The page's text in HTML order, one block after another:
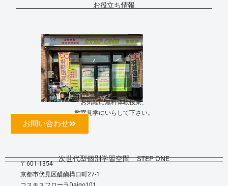
お役立ち情報
お気軽に無料体験授業、
教室見学にいらして下さい。
お問い合わせ
次世代型個別学習空間 STEP ONE
〒601-1354
京都市伏見区醍醐構口町27-1